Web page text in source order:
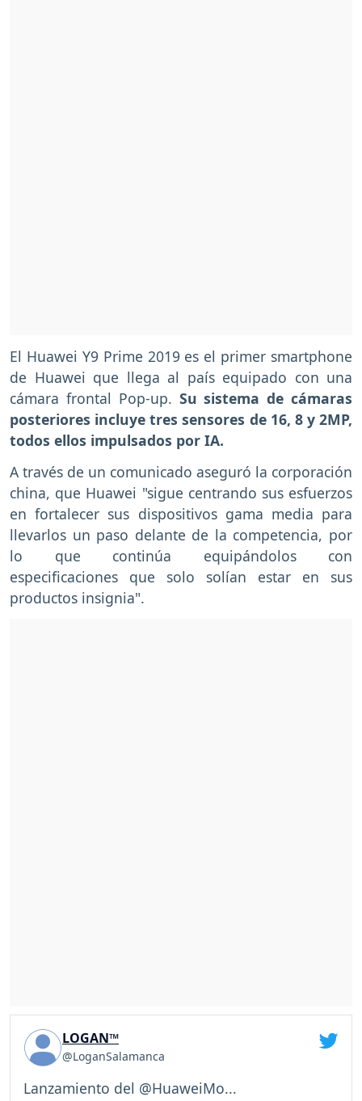
El Huawei Y9 Prime 2019 es el primer smartphone
de Huawei que llega al país equipado con una
cámara frontal Pop-up. Su sistema de cámaras
posteriores incluye tres sensores de 16, 8 y 2MP,
todos ellos impulsados por IA.
A través de un comunicado aseguró la corporación
china, que Huawei "sigue centrando sus esfuerzos
en fortalecer sus dispositivos gama media para
llevarlos un paso delante de la competencia, por
lo que continúa equipándolos con
especificaciones que solo solían estar en sus
productos insignia".
LOGAN™
@LoganSalamanca
Lanzamiento del @HuaweiMo...